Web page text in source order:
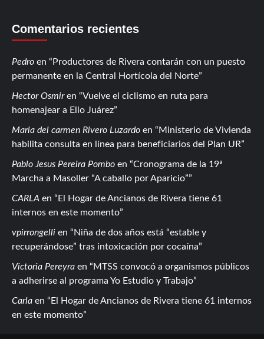
Comentarios recientes
Pedro en
Productores de Rivera contarán con un puesto
permanente en la Central Hortícola del Norte
Hector Osmiren
Vuelve el ciclismo en ruta para
homenajear a Elio Juárez
Maria del carmen Rivero Luzardo en
Ministerio de Vivienda
habilita consulta en línea para beneficiarios del Plan UR
Pablo Jesus Pereira Pombo en
Cronograma de la 19ª
Marcha a Masoller “A caballo por Aparicio”
CARLA en
El Hogar de Ancianos de Rivera tiene 61
internos en este momento
vpirrongelli en
Niña de dos años está “estable y
recuperándose” tras intoxicación por cocaína
Victoria Pereyra en
MTSS convocó a organismos públicos
a adherirse al programa Yo Estudio y Trabajo
Carla en
El Hogar de Ancianos de Rivera tiene 61 internos
en este momento